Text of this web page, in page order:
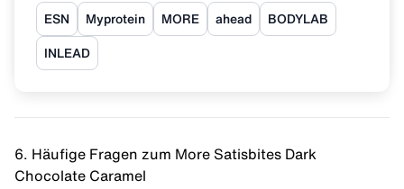
ESN Myprotein MORE ahead BODYLAB
INLEAD
6. Häufige Fragen zum More Satisbites Dark
Chocolate Caramel